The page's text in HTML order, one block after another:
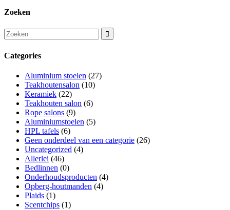
Zoeken
Categories
Aluminium stoelen (27)
Teakhoutensalon (10)
Keramiek (22)
Teakhouten salon (6)
Rope salons (9)
Aluminiumstoelen (5)
HPL tafels (6)
Geen onderdeel van een categorie (26)
Uncategorized (4)
Allerlei (46)
Bedlinnen (0)
Onderhoudsproducten (4)
Opberg-houtmanden (4)
Plaids (1)
Scentchips (1)